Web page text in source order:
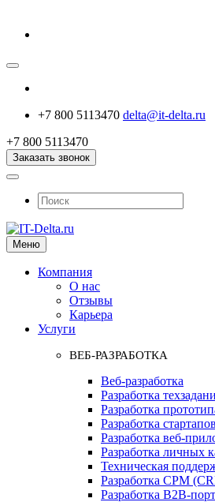
+7 800 5113470 delta@it-delta.ru
+7 800 5113470
Заказать звонок
Меню
Компания
О нас
Отзывы
Карьера
Услуги
ВЕБ-РАЗРАБОТКА
Веб-разработка
Разработка
Разработка
Разработка стартапов
Разработка веб-
Разработка личных
Техническая
Разработка СРМ
Разработка B2B-